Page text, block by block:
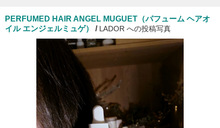
PERFUMED HAIR ANGEL MUGUET（パフューム ヘアオ
イル エンジェルミュゲ）
/ LADOR への投稿写真